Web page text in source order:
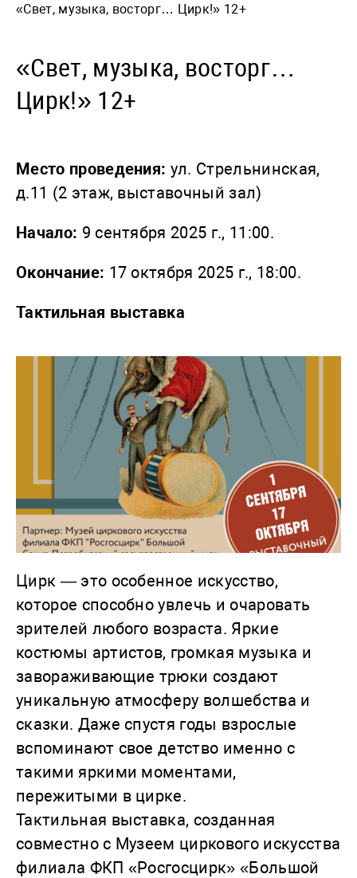
«Свет, музыка, восторг… Цирк!» 12+
«Свет, музыка, восторг…
Цирк!» 12+
Место проведения: ул. Стрельнинская,
д.11 (2 этаж, выставочный зал)
Начало: 9 сентября 2025 г., 11:00.
Окончание: 17 октября 2025 г., 18:00.
Тактильная выставка
Цирк — это особенное искусство,
которое способно увлечь и очаровать
зрителей любого возраста. Яркие
костюмы артистов, громкая музыка и
завораживающие трюки создают
уникальную атмосферу волшебства и
сказки. Даже спустя годы взрослые
вспоминают свое детство именно с
такими яркими моментами,
пережитыми в цирке.
Тактильная выставка, созданная
совместно с Музеем циркового искусства
филиала ФКП «Росгосцирк» «Большой